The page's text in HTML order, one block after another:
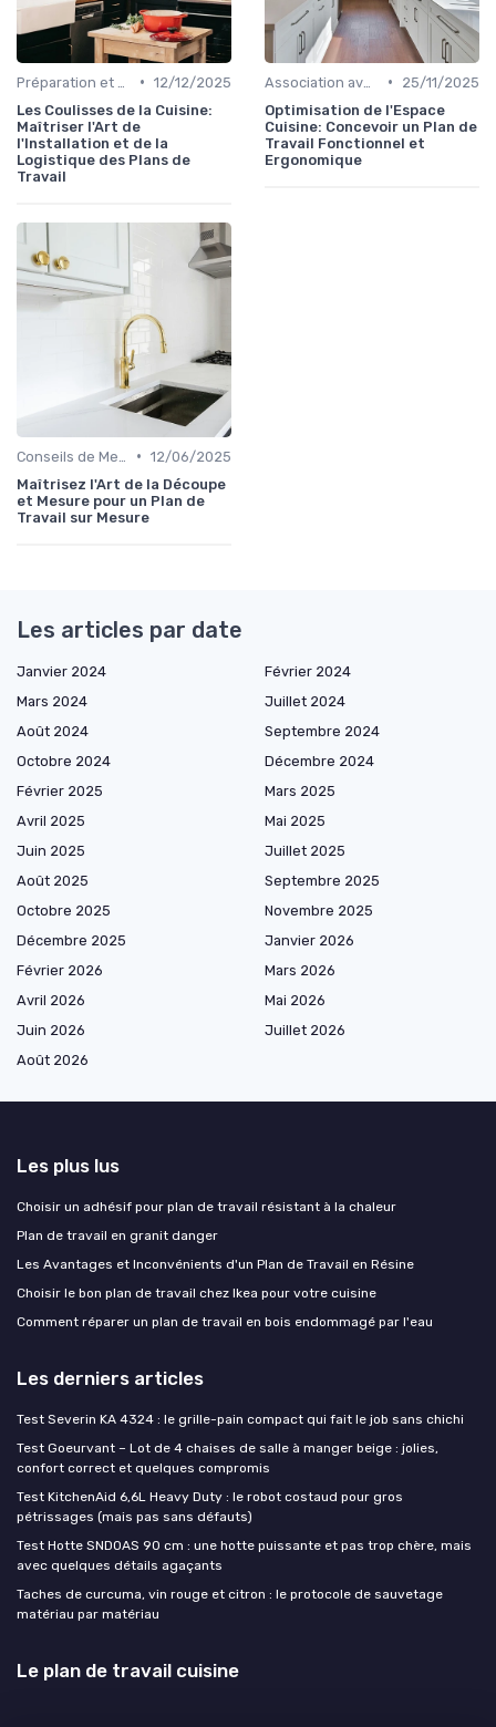
• 12/12/2025
Les Coulisses de la Cuisine:
Maîtriser l'Art de
l'Installation et de la
Logistique des Plans de
Travail
•
25/11/2025
Optimisation de l'Espace
Cuisine: Concevoir un Plan de
Travail Fonctionnel et
Ergonomique
• 12/06/2025
Maîtrisez l'Art de la Découpe
et Mesure pour un Plan de
Travail sur Mesure
Les articles par date
Janvier 2024
Février 2024
Mars 2024
Juillet 2024
Août 2024
Septembre 2024
Octobre 2024
Décembre 2024
Février 2025
Mars 2025
Avril 2025
Mai 2025
Juin 2025
Juillet 2025
Août 2025
Septembre 2025
Octobre 2025
Novembre 2025
Décembre 2025
Janvier 2026
Février 2026
Mars 2026
Avril 2026
Mai 2026
Juin 2026
Juillet 2026
Août 2026
Les plus lus
Choisir un adhésif pour plan de travail résistant à la chaleur
Plan de travail en granit danger
Les Avantages et Inconvénients d'un Plan de Travail en Résine
Choisir le bon plan de travail chez Ikea pour votre cuisine
Comment réparer un plan de travail en bois endommagé par l'eau
Les derniers articles
Test Severin KA 4324 : le grille-pain compact qui fait le job sans chichi
Test Goeurvant – Lot de 4 chaises de salle à manger beige : jolies,
confort correct et quelques compromis
Test KitchenAid 6,6L Heavy Duty : le robot costaud pour gros
pétrissages (mais pas sans défauts)
Test Hotte SNDOAS 90 cm : une hotte puissante et pas trop chère, mais
avec quelques détails agaçants
Taches de curcuma, vin rouge et citron : le protocole de sauvetage
matériau par matériau
Le plan de travail cuisine